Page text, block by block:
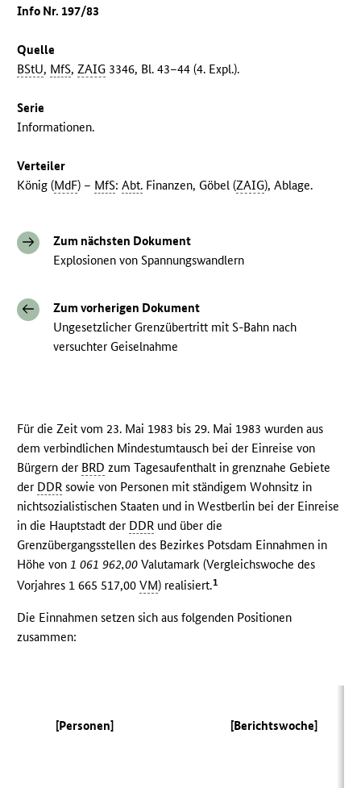
Info Nr. 197/83
Quelle
BStU, MfS,ZAIG 3346, Bl. 43–44 (4. Expl.).
Serie
Informationen.
Verteiler
König (MdF) – MfS:Abt. Finanzen, Göbel (ZAIG), Ablage.
Zum nächsten Dokument
Explosionen von Spannungswandlern
Zum vorherigen Dokument
Ungesetzlicher Grenzübertritt mit S-Bahn nach
versuchter Geiselnahme
Für die Zeit vom 23. Mai 1983 bis 29. Mai 1983 wurden aus
dem verbindlichen Mindestumtausch bei der Einreise von
Bürgern der BRD zum Tagesaufenthalt in grenznahe Gebiete
der DDR sowie von Personen mit ständigem Wohnsitz in
nichtsozialistischen Staaten und in Westberlin bei der Einreise
in die Hauptstadt der DDR und über die
Grenzübergangsstellen des Bezirkes Potsdam Einnahmen in
Höhe von1 061 962,00 Valutamark (Vergleichswoche des
Vorjahres 1 665 517,00VM) realisiert.1
Die Einnahmen setzen sich aus folgenden Positionen
zusammen:
[Personen] [Berichtswoche]